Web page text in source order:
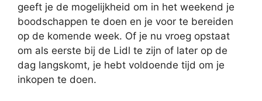
geeft je de mogelijkheid om in het weekend je
boodschappen te doen en je voor te bereiden
op de komende week. Of je nu vroeg opstaat
om als eerste bij de Lidl te zijn of later op de
dag langskomt, je hebt voldoende tijd om je
inkopen te doen.